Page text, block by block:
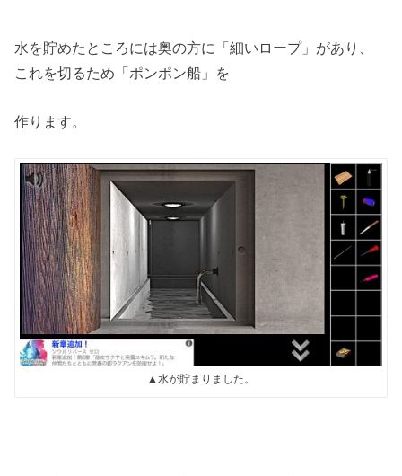
水を貯めたところには奥の方に「細いロープ」があり、
これを切るため「ポンポン船」を
作ります。
▲水が貯まりました。